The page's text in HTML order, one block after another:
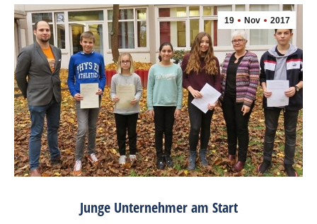
19 Nov 2017
Junge Unternehmer am Start